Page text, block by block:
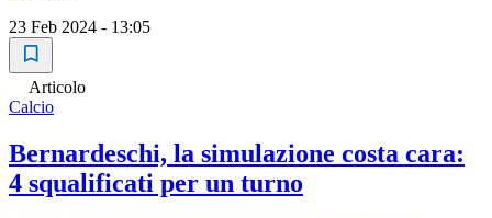
23 Feb 2024 - 13:05
Articolo
Calcio
Bernardeschi, la simulazione costa cara:
4 squalificati per un turno